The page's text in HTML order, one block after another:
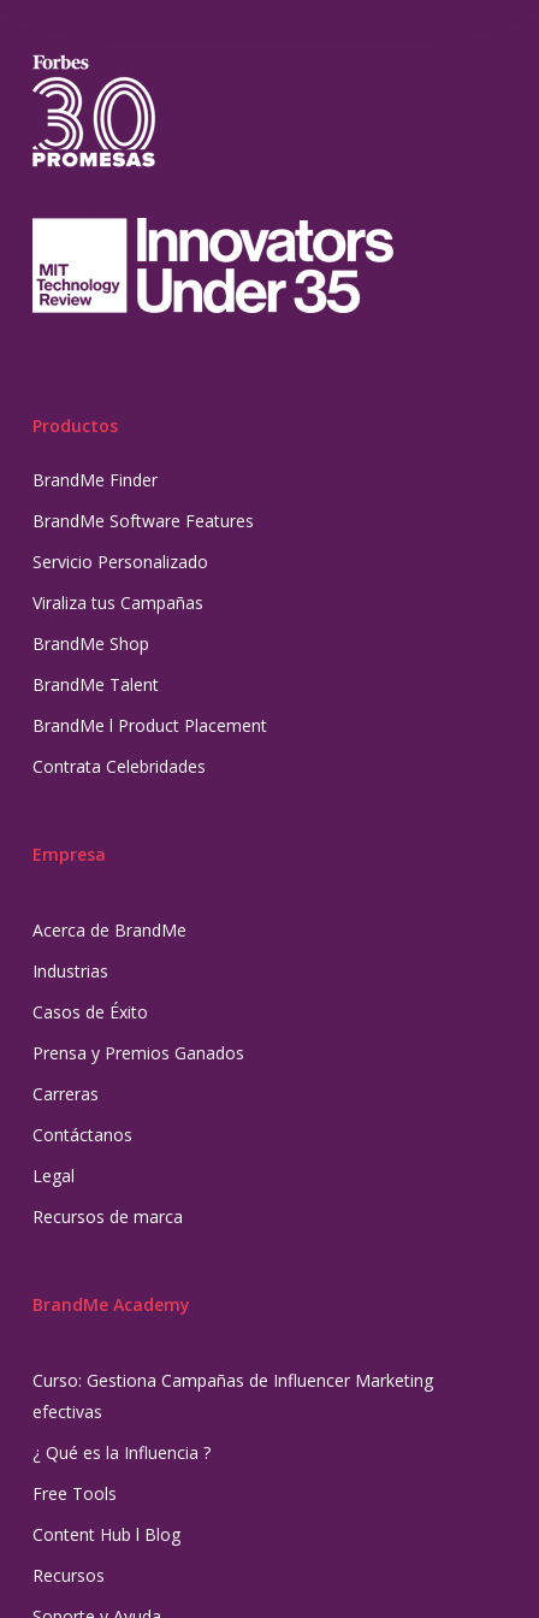
Productos
BrandMe Finder
BrandMe Software Features
Servicio Personalizado
Viraliza tus Campañas
BrandMe Shop
BrandMe Talent
BrandMe l Product Placement
Contrata Celebridades
Empresa
Acerca de BrandMe
Industrias
Casos de Éxito
Prensa y Premios Ganados
Carreras
Contáctanos
Legal
Recursos de marca
BrandMe Academy
Curso: Gestiona Campañas de Influencer Marketing
efectivas
¿ Qué es la Influencia ?
Free Tools
Content Hub l Blog
Recursos